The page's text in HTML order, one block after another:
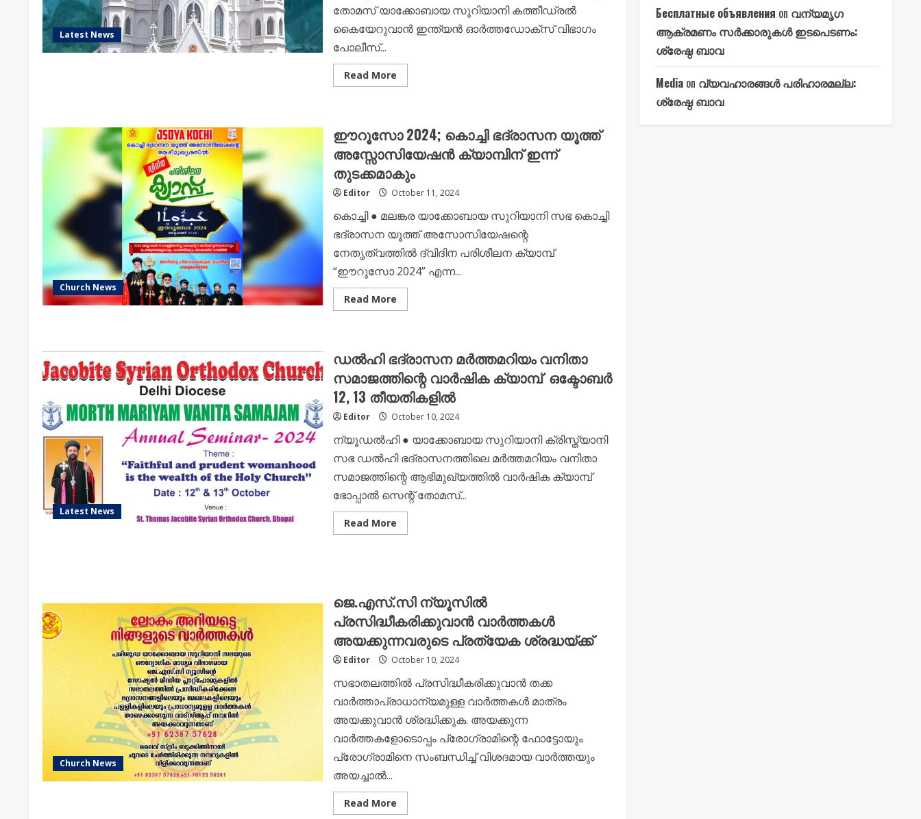
Latest News
തോമസ് യാക്കോബായ സുറിയാനി കത്തീഡ്രൽ
കൈയേറുവാൻ ഇന്ത്യൻ ഓർത്തഡോക്സ് വിഭാഗം
പോലീസ്...
Read MoreRead
more
സമൂഹത്തിന്
നീതിനിഷേധം
തുടരുന്നു;
പള്ളി
സംരക്ഷണത്തിനായി
ഒരുമയോടെ
വിശ്വാസികൾ
;
ദിവസം
മുഴുവന്നൂർ
പള്ളിയ്ക്കൊപ്പം
Church News
ഈറൂസോ 2024; കൊച്ചി ഭദ്രാസന യൂത്ത്
അസ്സോസിയേഷൻ ക്യാമ്പിന് ഇന്ന്
തുടക്കമാകും
Editor October 11, 2024
കൊച്ചി ● മലങ്കര യാക്കോബായ സുറിയാനി സഭ കൊച്ചി
ഭദ്രാസന യൂത്ത് അസോസിയേഷന്റെ
നേതൃത്വത്തിൽ ദ്വിദിന പരിശീലന ക്യാമ്പ്
“ഈറുസോ 2024” എന്ന...
Read MoreRead
more
ഭദ്രാസന
യൂത്ത്
അസ്സോസിയേഷൻ
ക്യാമ്പിന്
ഇന്ന്
തുടക്കമാകും
Latest News
ഡൽഹി ഭദ്രാസന മർത്തമറിയം വനിതാ
സമാജത്തിന്റെ വാർഷിക ക്യാമ്പ് ഒക്ടോബർ
12, 13 തീയതികളിൽ
Editor October 10, 2024
ന്യൂഡൽഹി ● യാക്കോബായ സുറിയാനി ക്രിസ്ത്യാനി
സഭ ഡൽഹി ഭദ്രാസനത്തിലെ മർത്തമറിയം വനിതാ
സമാജത്തിന്റെ ആഭിമുഖ്യത്തിൽ വാർഷിക ക്യാമ്പ്
ഭോപ്പാൽ സെന്റ് തോമസ്...
Read MoreRead
more
വാർഷിക
ക്യാമ്പ്
ഒക്ടോബർ
12,
13
തീയതികളിൽ
Church News
ജെ.എസ്.സി ന്യൂസിൽ
പ്രസിദ്ധീകരിക്കുവാൻ വാർത്തകൾ
അയക്കുന്നവരുടെ പ്രത്യേക ശ്രദ്ധയ്ക്ക്
Editor October 10, 2024
സഭാതലത്തിൽ പ്രസിദ്ധീകരിക്കുവാൻ തക്ക
വാർത്താപ്രാധാന്യമുള്ള വാർത്തകൾ മാത്രം
അയക്കുവാൻ ശ്രദ്ധിക്കുക. അയക്കുന്ന
വാർത്തകളോടൊപ്പം പ്രോഗ്രാമിന്റെ ഫോട്ടോയും
പ്രോഗ്രാമിനെ സംബന്ധിച്ച് വിശദമായ വാർത്തയും
അയച്ചാൽ...
Read MoreRead
more
Бесплатные объявления on വന്യമൃഗ
ആക്രമണം സർക്കാരുകൾ ഇടപെടണം:
ശ്രേഷ്ഠ ബാവ
Media on വ്യവഹാരങ്ങൾ പരിഹാരമല്ല:
ശ്രേഷ്ഠ ബാവ